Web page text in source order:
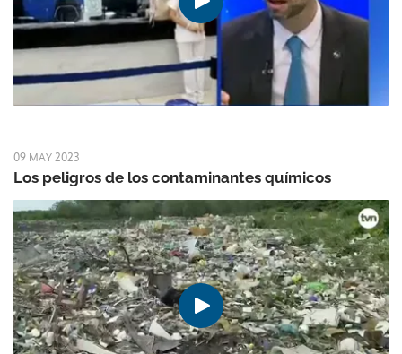
09 MAY 2023
Los peligros de los contaminantes químicos